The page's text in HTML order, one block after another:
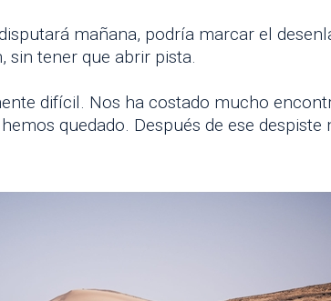
mañana, podría marcar el
sin tener que abrir pista.
difícil. Nos ha costado mucho
quedado. Después de ese